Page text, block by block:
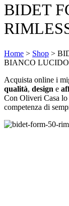
BIDET
Home > Shop >
BIANCO LUCIDO
Acquista online i
qualità, design e
Con Oliveri Casa lo
competenza di